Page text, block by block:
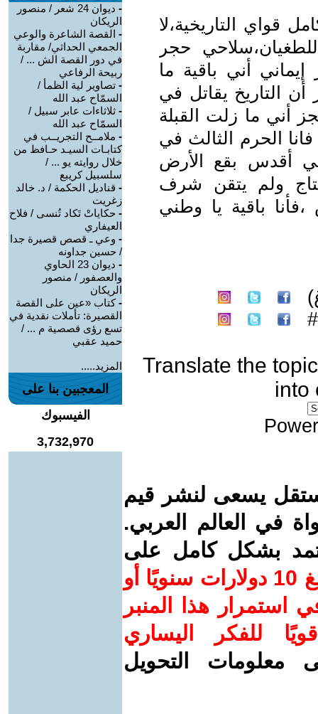
قواي التاريخية،لا
حجر
أني باقية ما
التاريخ يقاتل في
أني ما زلت القبلة
الحرم الثالث في
في أقدس بقع اﻷرض
ولم يتقن شرف
باقية يا وطني
Translate the topic
into
يسعى لنشر قيم
في العالم العربي.
بشكل كامل على
ساهم/ي معنا! بدعمكم بمبلغ 10 دولارات سنويًا أو
استمرار هذا المنبر
للفكر اليساري
معلومات التحويل
-
ديوان 24 شعر / منصور
الريكان
- القصة الشاعرة والوعي
الجمعي الحداثي/ مقاربة
في دور القصة الش ... /
ربيحة الرفاعي
- تصاوير لية الظمأ /
السمّاح عبد الله
- ثلاثاءات عابر سبيل /
السمّاح عبد الله
- ملامــح التجريــب في
كتابـات السيـد حـافظ من
خلال روايته يو ... /
سلسبيل كريبع
- قناديل الحكمة / د. خالد
زغريت
- حكاياتْ تَكاد تُنسى / فلاح
العيفاري
- وعي ـ قصص قصيرة جدا
/ حسين جداونه
-
ديوان 23 الحاوي
والعصفور / منصور
الريكان
-كتاب «عين على القصة
القصيرة: تأملات نقدية في
تسع رؤى قصصية م ... /
حميد عقبي
المزيد.....
المعجبين بنا على
الفيسبوك
3,732,970